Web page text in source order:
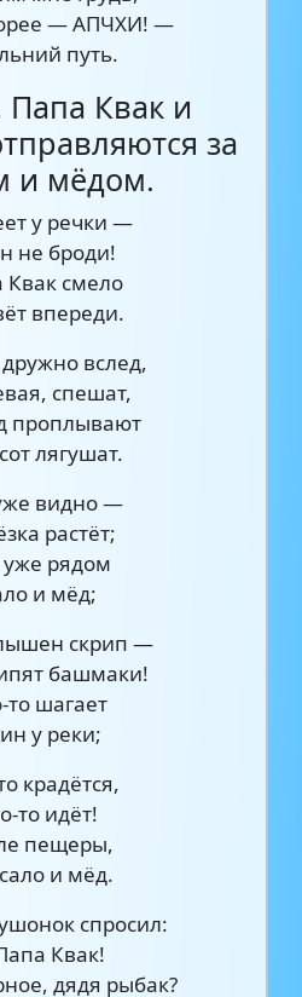
— АПЧХИ! —
путь.
Папа Квак и
за
и мёдом.
у речки —
не броди!
Квак смело
впереди.
вслед,
спешат,
проплывают
лягушат.
видно —
растёт;
уже рядом
и мёд;
скрип —
башмаки!
то шагает
у реки;
крадётся,
то идёт!
пещеры,
и мёд.
спросил:
Квак!
дядя рыбак?